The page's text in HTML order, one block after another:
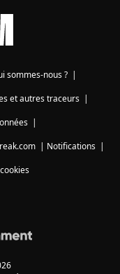
sommes-nous ? |
et autres traceurs|
|
| Notifications |